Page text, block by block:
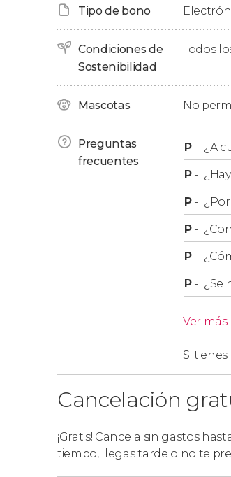
mantarrayas
que residen en
fascinante!
Finalizada la inmersión,
de tres horas de actividad
Tipo de bono
Condiciones de
Sostenibilidad
Todos
Mascotas No
Preguntas
frecuentes
P- ¿A
P-
P-
P-
P-
P- ¿Se
Ver más
Si
Cancelación
¡Gratis! Cancela sin gastos
tiempo, llegas tarde o no te